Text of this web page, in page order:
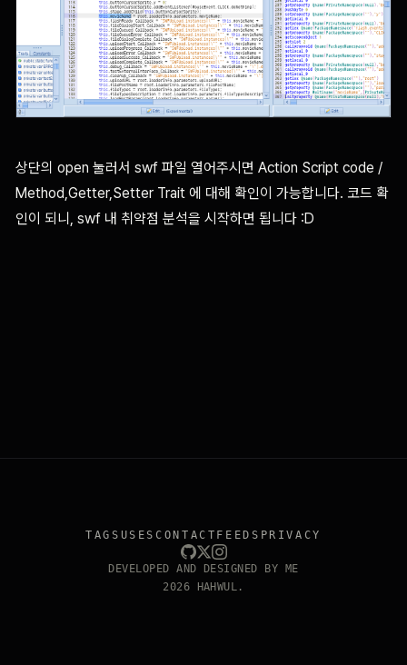
상단의 open 눌러서 swf 파일 열어주시면 Action Script code /
Method,Getter,Setter Trait 에 대해 확인이 가능합니다. 코드 확
인이 되니, swf 내 취약점 분석을 시작하면 됩니다 :D
TAGS USESCONTACT FEEDS PRIVACY
DEVELOPED AND DESIGNED BY ME
2026 HAHWUL.